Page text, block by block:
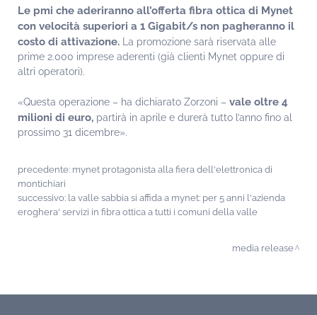
Le pmi che aderiranno all’offerta fibra ottica di Mynet
con velocità superiori a 1 Gigabit/s non pagheranno il
costo di attivazione. La promozione sarà riservata alle
prime 2.000 imprese aderenti (già clienti Mynet oppure di
altri operatori).
«Questa operazione – ha dichiarato Zorzoni – vale oltre 4
milioni di euro, partirà in aprile e durerà tutto l’anno fino al
prossimo 31 dicembre».
precedente: mynet protagonista alla fiera dell'elettronica di
montichiari
successivo: la valle sabbia si affida a mynet: per 5 anni l'azienda
eroghera' servizi in fibra ottica a tutti i comuni della valle
media release